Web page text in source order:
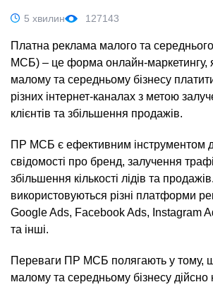
5 хвилин 127143
Платна реклама малого та
МСБ) – це форма онлайн-маркетингу,
малому та середньому бізнесу
різних інтернет-каналах з метою
клієнтів та збільшення продажів.
ПР МСБ є ефективним інструментом
свідомості про бренд, залучення
збільшення кількості лідів та
використовуються різні платформи
Google Ads, Facebook Ads, Instagram
та інші.
Переваги ПР МСБ полягають у тому,
малому та середньому бізнесу дійсно